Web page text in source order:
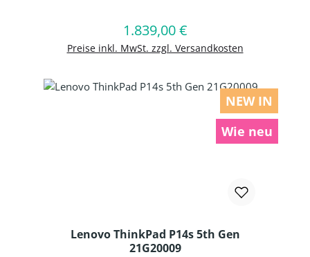
Regulärer Preis:
1.839,00 €
Preise inkl. MwSt. zzgl. Versandkosten
In den Warenkorb
NEW IN
Wie neu
Lenovo ThinkPad P14s 5th Gen
21G20009